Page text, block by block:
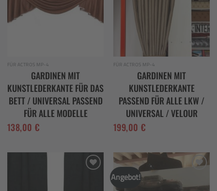
FÜR ACTROS MP-4
GARDINEN MIT
KUNSTLEDERKANTE FÜR DAS
BETT / UNIVERSAL PASSEND
FÜR ALLE MODELLE
138,00 €
FÜR ACTROS MP-4
GARDINEN MIT
KUNSTLEDERKANTE
PASSEND FÜR ALLE LKW /
UNIVERSAL / VELOUR
199,00 €
Angebot!